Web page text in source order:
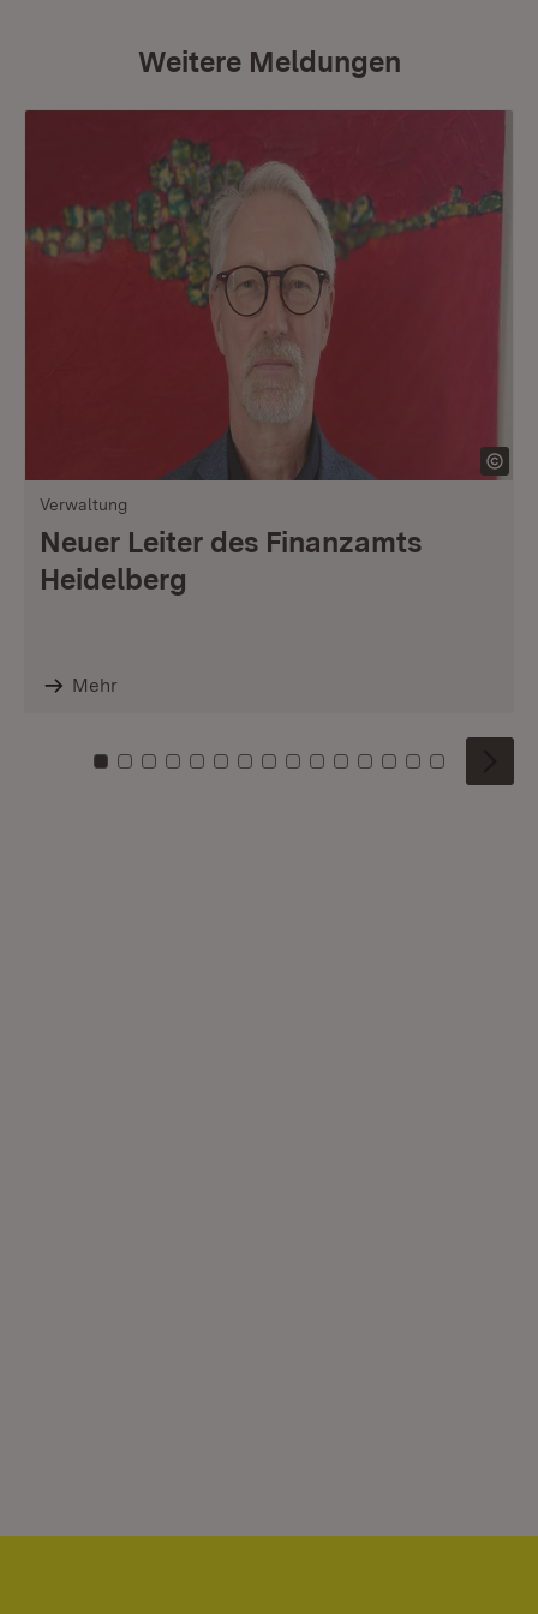
Weitere Meldungen
Verwaltung
Neuer Leiter des Finanzamts
Heidelberg
Mehr
Zu Kachel: 0
Zu Kachel: 1
Zu Kachel: 2
Zu Kachel: 3
Zu Kachel: 4
Zu Kachel: 5
Zu Kachel: 6
Zu Kachel: 7
Zu Kachel: 8
Zu Kachel: 9
Zu Kachel: 10
Zu Kachel: 11
Zu Kachel: 12
Zu Kachel:
Zu